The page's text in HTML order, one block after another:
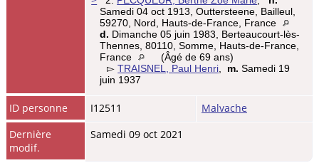
Samedi 04 oct 1913, Outtersteene, Bailleul,
59270, Nord, Hauts-de-France, France
d. Dimanche 05 juin 1983, Berteaucourt-lès-
Thennes, 80110, Somme, Hauts-de-France,
France
(Âgé de 69 ans)
▻TRAISNEL, Paul Henri m. Samedi 19
juin 1937
ID personne I12511
Malvache
Dernière
modif.
Samedi 09 oct 2021